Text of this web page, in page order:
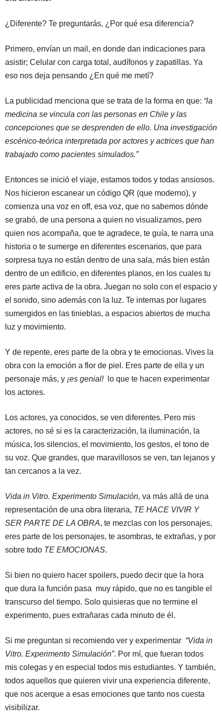
¿Diferente? Te preguntarás, ¿Por qué esa diferencia?
Primero, envían un mail, en donde dan indicaciones para
asistir; Celular con carga total, audífonos y zapatillas. Ya
eso nos deja pensando ¿En qué me metí?
La publicidad menciona que se trata de la forma en que: “la
medicina se vincula con las personas en Chile y las
concepciones que se desprenden de ello. Una investigación
escénico-teórica interpretada por actores y actrices que han
trabajado como pacientes simulados.”
Entonces se inició el viaje, estamos todos y todas ansiosos.
Nos hicieron escanear un código QR (que moderno), y
comienza una voz en off, esa voz, que no sabemos dónde
se grabó, de una persona a quien no visualizamos, pero
quien nos acompaña, que te agradece, te guía, te narra una
historia o te sumerge en diferentes escenarios, que para
sorpresa tuya no están dentro de una sala, más bien están
dentro de un edificio, en diferentes planos, en los cuales tu
eres parte activa de la obra. Juegan no solo con el espacio y
el sonido, sino además con la luz. Te internas por lugares
sumergidos en las tinieblas, a espacios abiertos de mucha
luz y movimiento.
Y de repente, eres parte de la obra y te emocionas. Vives la
obra con la emoción a flor de piel. Eres parte de ella y un
personaje más, y ¡es genial!
lo que te hacen experimentar
los actores.
Los actores, ya conocidos, se ven diferentes. Pero mis
actores, no sé si es la caracterización, la iluminación, la
música, los silencios, el movimiento, los gestos, el tono de
su voz. Que grandes, que maravillosos se ven, tan lejanos y
tan cercanos a la vez.
Vida in Vitro. Experimento Simulación, va más allá de una
representación de una obra literaria, TE HACE VIVIR Y
SER PARTE DE LA OBRA, te mezclas con los personajes,
eres parte de los personajes, te asombras, te extrañas, y por
sobre todo TE EMOCIONAS.
Si bien no quiero hacer spoilers, puedo decir que la hora
que dura la función pasa muy rápido, que no es tangible el
transcurso del tiempo. Solo quisieras que no termine el
experimento, pues extrañaras cada minuto de él.
Si me preguntan si recomiendo ver y experimentar “Vida in
Vitro. Experimento Simulación”. Por mí, que fueran todos
mis colegas y en especial todos mis estudiantes. Y también,
todos aquellos que quieren vivir una experiencia diferente,
que nos acerque a esas emociones que tanto nos cuesta
visibilizar.